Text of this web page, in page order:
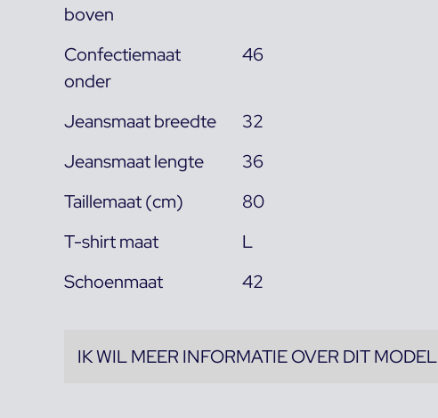
boven
Confectiemaat
onder
46
Jeansmaat breedte
32
Jeansmaat lengte
36
Taillemaat (cm)
80
T-shirt maat
L
Schoenmaat
42
IK WIL MEER INFORMATIE OVER DIT MODEL